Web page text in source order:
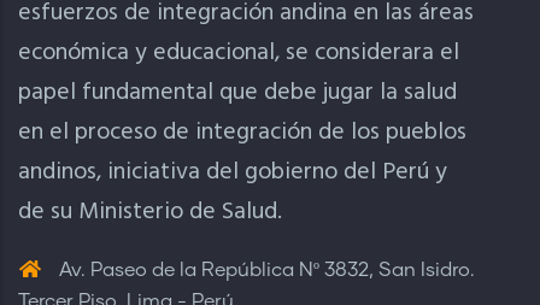
esfuerzos de integración andina en las áreas
económica y educacional, se considerara el
papel fundamental que debe jugar la salud
en el proceso de integración de los pueblos
andinos, iniciativa del gobierno del Perú y
de su Ministerio de Salud.
Av. Paseo de la República Nº 3832, San Isidro.